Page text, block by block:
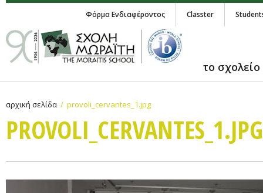
Φόρμα Ενδιαφέροντος Classter
το σχολείο
αρχική σελίδα provoli_cervantes_1.jpg
PROVOLI_CERVANTES_1.JPG